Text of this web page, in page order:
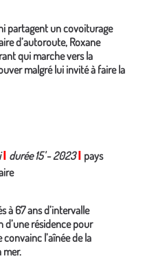
partagent un covoiturage
d’autoroute, Roxane
qui marche vers la
malgré lui invité à faire la
durée 15'-2023 pays
à 67 ans d’intervalle
d’une résidence pour
l’aînée de la
mer.